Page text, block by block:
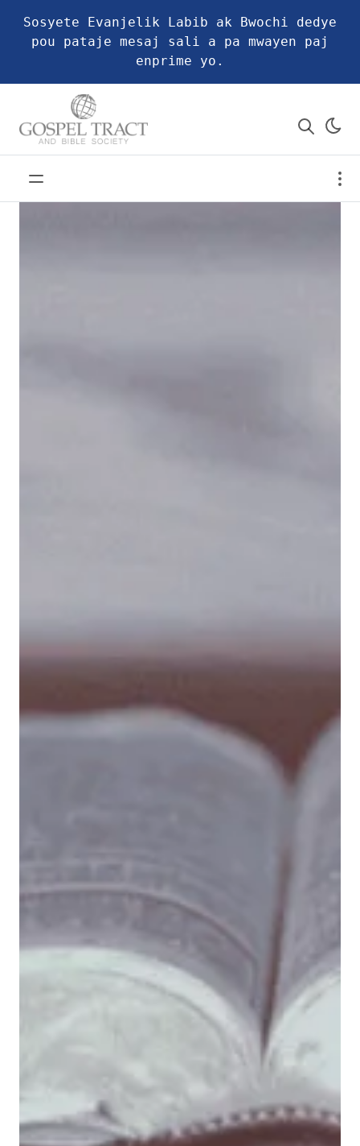
Sosyete Evanjelik Labib ak Bwochi dedye
pou pataje mesaj sali a pa mwayen paj
enprime yo.